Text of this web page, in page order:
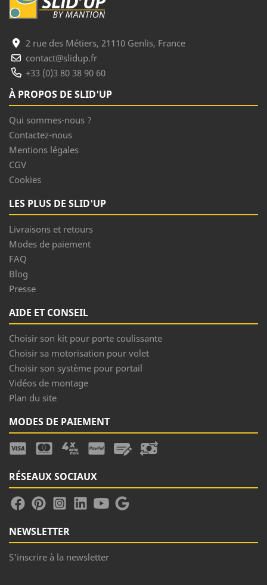
2 rue des Métiers, 21110 Genlis, France
contact@slidup.fr
+33 (0)3 80 38 90 60
À PROPOS DE SLID'UP
Qui sommes-nous ?
Contactez-nous
Mentions légales
CGV
Cookies
LES PLUS DE SLID'UP
Livraisons et retours
Modes de paiement
FAQ
Blog
Presse
AIDE ET CONSEIL
Choisir son kit pour porte coulissante
Choisir sa motorisation pour volet
Choisir son système pour portail
Vidéos de montage
Plan du site
MODES DE PAIEMENT
RÉSEAUX SOCIAUX
NEWSLETTER
S'inscrire à la newsletter